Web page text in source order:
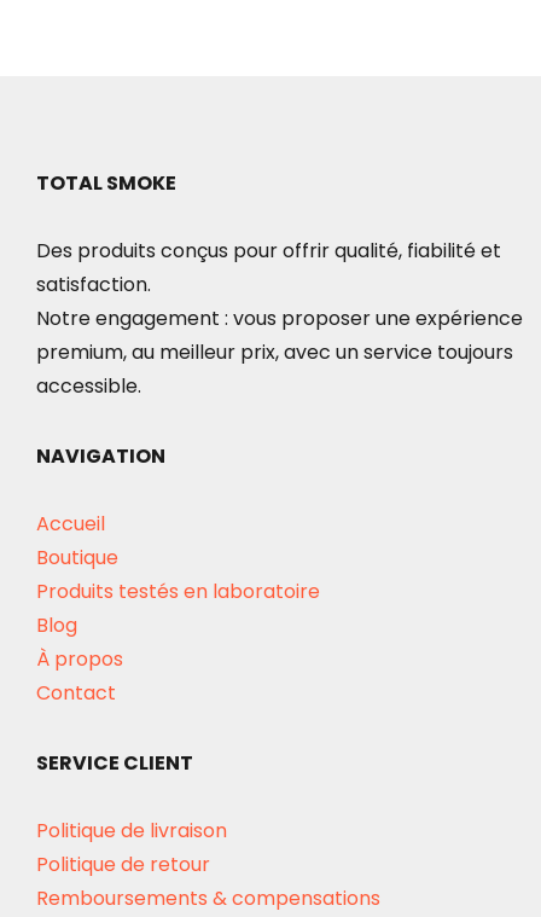
TOTAL SMOKE
Des produits conçus pour offrir qualité, fiabilité et
satisfaction.
Notre engagement : vous proposer une expérience
premium, au meilleur prix, avec un service toujours
accessible.
NAVIGATION
Accueil
Boutique
Produits testés en laboratoire
Blog
À propos
Contact
SERVICE CLIENT
Politique de livraison
Politique de retour
Remboursements & compensations